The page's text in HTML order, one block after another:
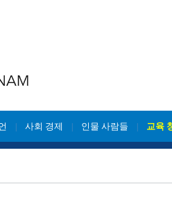
사회 경제 인물 사람들 교육